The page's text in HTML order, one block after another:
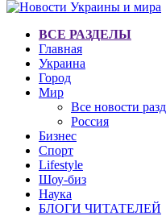
ВСЕ РАЗДЕЛЫ
Главная
Украина
Город
Мир
Все новости
Россия
Бизнес
Спорт
Lifestyle
Шоу-биз
Наука
БЛОГИ ЧИТАТЕЛЕЙ